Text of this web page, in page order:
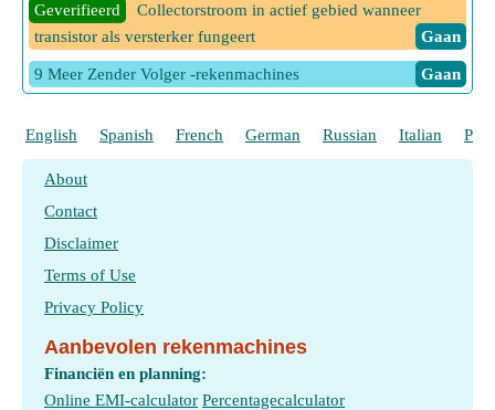
Geverifieerd
Collectorstroom in actief gebied wanneer
transistor als versterker fungeert
Gaan
9 Meer Zender Volger -rekenmachines Gaan
English Spanish French German Russian Italian
About
Contact
Disclaimer
Terms of Use
Privacy Policy
Aanbevolen rekenmachines
Financiën en planning:
Online EMI-calculator Percentagecalculator